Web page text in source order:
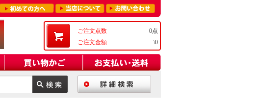
ご注文点数
0点
ご注文金額
\0